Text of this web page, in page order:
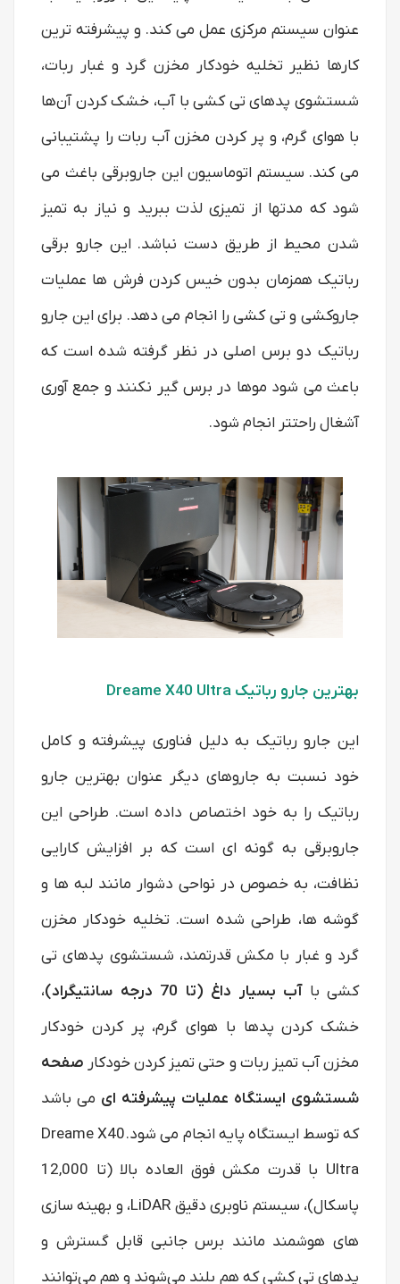
عنوان سیستم مرکزی عمل می کند. و پیشرفته ترین
کارها نظیر تخلیه خودکار مخزن گرد و غبار ربات،
شستشوی پدهای تی‌ کشی با آب، خشک کردن آن‌ها
با هوای گرم، و پر کردن مخزن آب ربات را پشتیبانی
می کند. سیستم اتوماسیون این جاروبرقی باغث می
شود که مدتها از تمیزی لذت ببرید و نیاز به تمیز
شدن محیط از طریق دست نباشد. این جارو برقی
رباتیک همزمان بدون خیس کردن فرش ها عملیات
جاروکشی و تی کشی را انجام می دهد. برای این جارو
رباتیک دو برس اصلی در نظر گرفته شده است که
باعث می شود موها در برس گیر نکنند و جمع آوری
آشغال راحتتر انجام شود.
بهترین جارو رباتیک Dreame X40 Ultra
این جارو رباتیک به دلیل فناوری پیشرفته و کامل
خود نسبت به جاروهای دیگر عنوان بهترین جارو
رباتیک را به خود اختصاص داده است. طراحی این
جاروبرقی به گونه ای است که بر افزایش کارایی
نظافت، به خصوص در نواحی دشوار مانند لبه‌ ها و
گوشه‌ ها، طراحی شده است. تخلیه خودکار مخزن
گرد و غبار با مکش قدرتمند، شستشوی پدهای تی‌
کشی با آب بسیار داغ (تا 70 درجه سانتیگراد)
،
خشک کردن پدها با هوای گرم، پر کردن خودکار
مخزن آب تمیز ربات و حتی تمیز کردن خودکار صفحه
شستشوی ایستگاه عملیات پیشرفته ای می باشد
که توسط ایستگاه پایه انجام می شود.Dreame X40
Ultra با قدرت مکش فوق‌ العاده بالا (تا 12,000
پاسکال)، سیستم ناوبری دقیق LiDAR، و بهینه‌ سازی‌
های هوشمند مانند برس جانبی قابل گسترش و
پدهای تی‌ کشی که هم بلند می‌شوند و هم می‌توانند